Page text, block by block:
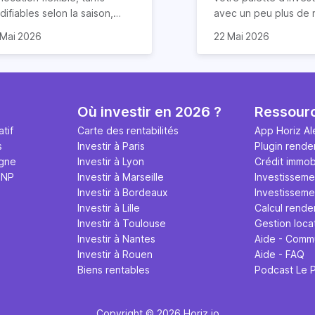
selon la saison,
de loyers… la
de nombreux
un rendement
si vous louez votre bien
sera dans ce
locatif sur Airbnb
de plusieurs facteurs :
d’occupation, frais
et qualité de
Les détails dans cet
2026
avec un peu plus de
dans l’immobilier ou
Durée) peut être
de la location
condition de
compte quelques
et surtout, à
pas tout miser
nous y reviendrons.
4 conseils précieux
réussir votre
location Airbnb !
22 Mai 2026
Où investir en 2026 ?
Carte des rentabilités
Investir à Paris
Investir à Lyon
Investir à Marseille
Investir à Bordeaux
Investir à Lille
Investir à Toulouse
Investir à Nantes
Investir à Rouen
Biens rentables
App Horiz
Plugin
Crédit
Calcul
Gestion
Aide -
Aide - FAQ
Podcast Le